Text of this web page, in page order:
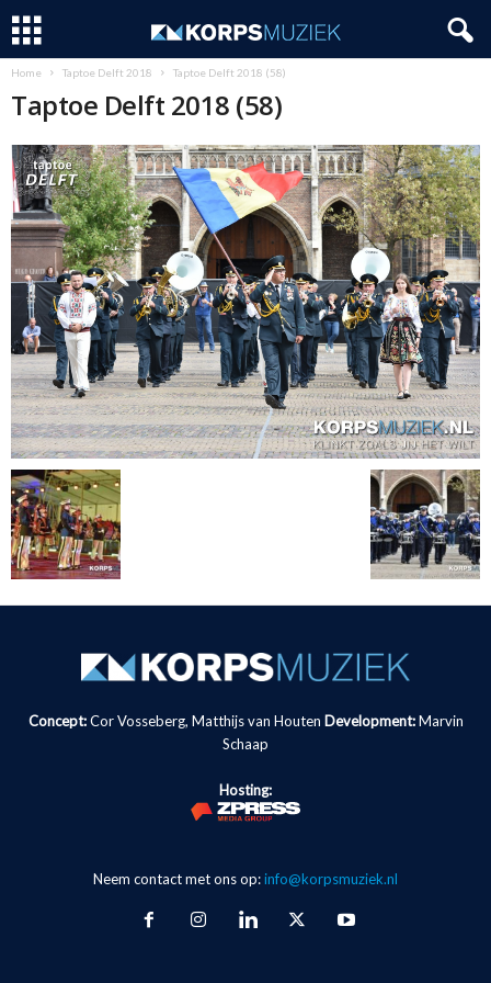
Home Taptoe Delft 2018 Taptoe Delft 2018 (58)
Taptoe Delft 2018 (58)
Concept:Cor Vosseberg, Matthijs van Houten Development: Marvin
Schaap
Hosting:
Neem contact met ons op:info@korpsmuziek.nl